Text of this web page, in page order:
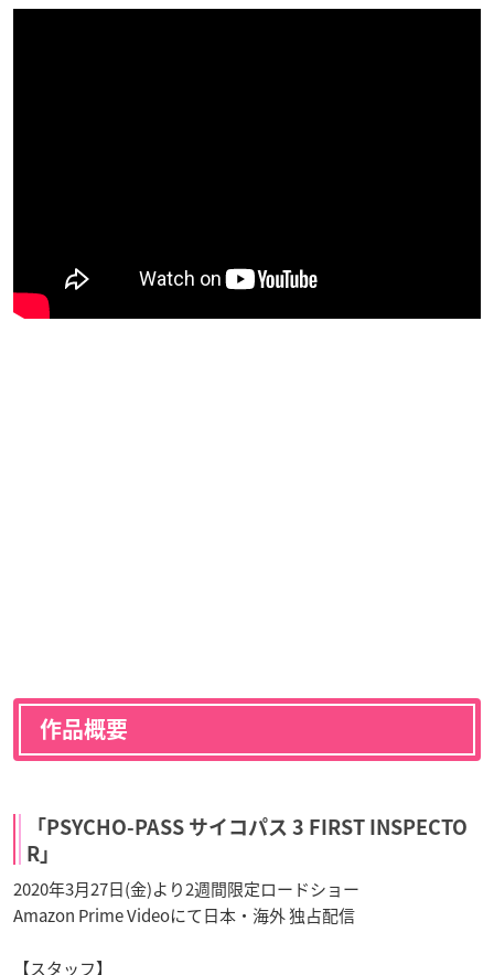
作品概要
「PSYCHO-PASS サイコパス 3 FIRST INSPECTO
R」
2020年3月27日(金)より2週間限定ロードショー
Amazon Prime Videoにて日本・海外 独占配信
【スタッフ】